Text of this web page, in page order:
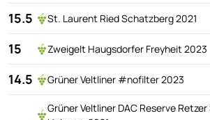
15.5 St. Laurent Ried Schatzberg 2021
15 Zweigelt Haugsdorfer Freyheit 2023
14.5 Grüner Veltliner #nofilter 2023
Grüner Veltliner DAC Reserve